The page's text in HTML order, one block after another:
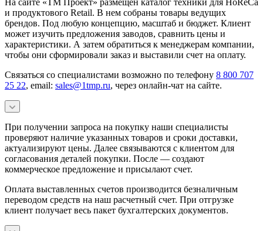
и продуктового Retail. В нем собраны товары ведущих
брендов. Под любую концепцию, масштаб и бюджет. Клиент
может изучить предложения заводов, сравнить цены и
характеристики. А затем обратиться к менеджерам компании,
чтобы они сформировали заказ и выставили счет на оплату.
Связаться со специалистами возможно по телефону 8 800 707
25 22, email: sales@1tmp.ru, через онлайн-чат на сайте.
При получении запроса на покупку наши специалисты
проверяют наличие указанных товаров и сроки доставки,
актуализируют цены. Далее связываются с клиентом для
согласования деталей покупки. После — создают
коммерческое предложение и присылают счет.
Оплата выставленных счетов производится безналичным
переводом средств на наш расчетный счет. При отгрузке
клиент получает весь пакет бухгалтерских документов.